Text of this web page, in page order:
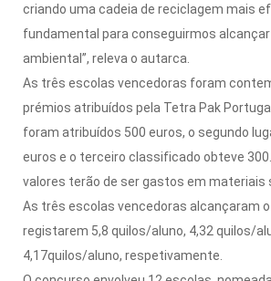
criando uma cadeia de reciclagem mais
fundamental para conseguirmos
ambiental”, releva o autarca.
As três escolas vencedoras foram
prémios atribuídos pela Tetra Pak
foram atribuídos 500 euros, o segundo
euros e o terceiro classificado obteve
valores terão de ser gastos em materiais
As três escolas vencedoras alcançaram
registarem 5,8 quilos/aluno, 4,32 quilos/
4,17quilos/aluno, respetivamente.